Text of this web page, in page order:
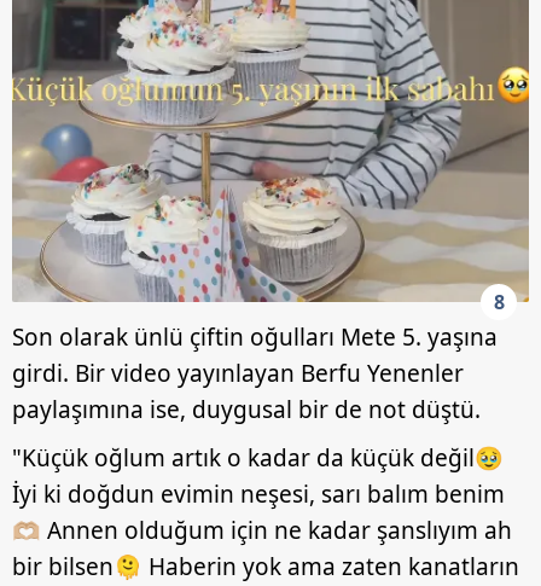
8
Son olarak ünlü çiftin oğulları Mete 5. yaşına
girdi. Bir video yayınlayan Berfu Yenenler
paylaşımına ise, duygusal bir de not düştü.
"Küçük oğlum artık o kadar da küçük değil🥹
İyi ki doğdun evimin neşesi, sarı balım benim
🫶🏼 Annen olduğum için ne kadar şanslıyım ah
bir bilsen🫠 Haberin yok ama zaten kanatların